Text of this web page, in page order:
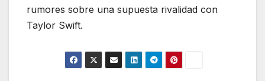
rumores sobre una supuesta rivalidad con
Taylor Swift.